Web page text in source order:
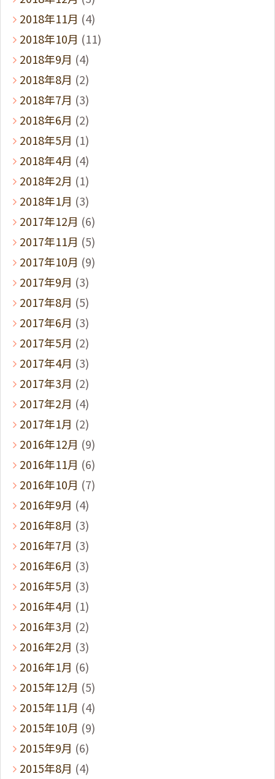
2018年11月 (4)
2018年10月 (11)
2018年9月 (4)
2018年8月 (2)
2018年7月 (3)
2018年6月 (2)
2018年5月 (1)
2018年4月 (4)
2018年2月 (1)
2018年1月 (3)
2017年12月 (6)
2017年11月 (5)
2017年10月 (9)
2017年9月 (3)
2017年8月 (5)
2017年6月 (3)
2017年5月 (2)
2017年4月 (3)
2017年3月 (2)
2017年2月 (4)
2017年1月 (2)
2016年12月 (9)
2016年11月 (6)
2016年10月 (7)
2016年9月 (4)
2016年8月 (3)
2016年7月 (3)
2016年6月 (3)
2016年5月 (3)
2016年4月 (1)
2016年3月 (2)
2016年2月 (3)
2016年1月 (6)
2015年12月 (5)
2015年11月 (4)
2015年10月 (9)
2015年9月 (6)
2015年8月 (4)